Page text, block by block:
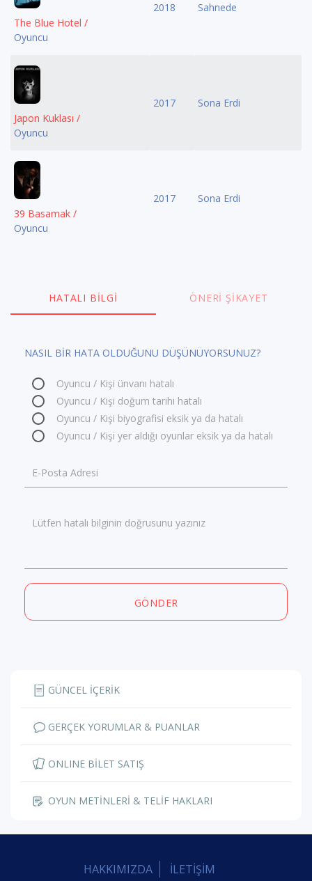
The Blue Hotel /
Oyuncu
2018 Sahnede
Japon Kuklası /
Oyuncu
2017 Sona Erdi
39 Basamak /
Oyuncu
2017 Sona Erdi
HATALI BILGI ÖNERI ŞIKAYET
NASIL BİR HATA OLDUĞUNU DÜŞÜNÜYORSUNUZ?
Oyuncu / Kişi ünvanı hatalı
Oyuncu / Kişi doğum tarihi hatalı
Oyuncu / Kişi biyografisi eksik ya da hatalı
Oyuncu / Kişi yer aldığı oyunlar eksik ya da hatalı
E-Posta Adresi
Lütfen hatalı bilginin doğrusunu yazınız
GÖNDER
GÜNCEL İÇERİK
GERÇEK YORUMLAR & PUANLAR
ONLINE BİLET SATIŞ
OYUN METİNLERİ & TELİF HAKLARI
HAKKIMIZDA İLETİŞİM